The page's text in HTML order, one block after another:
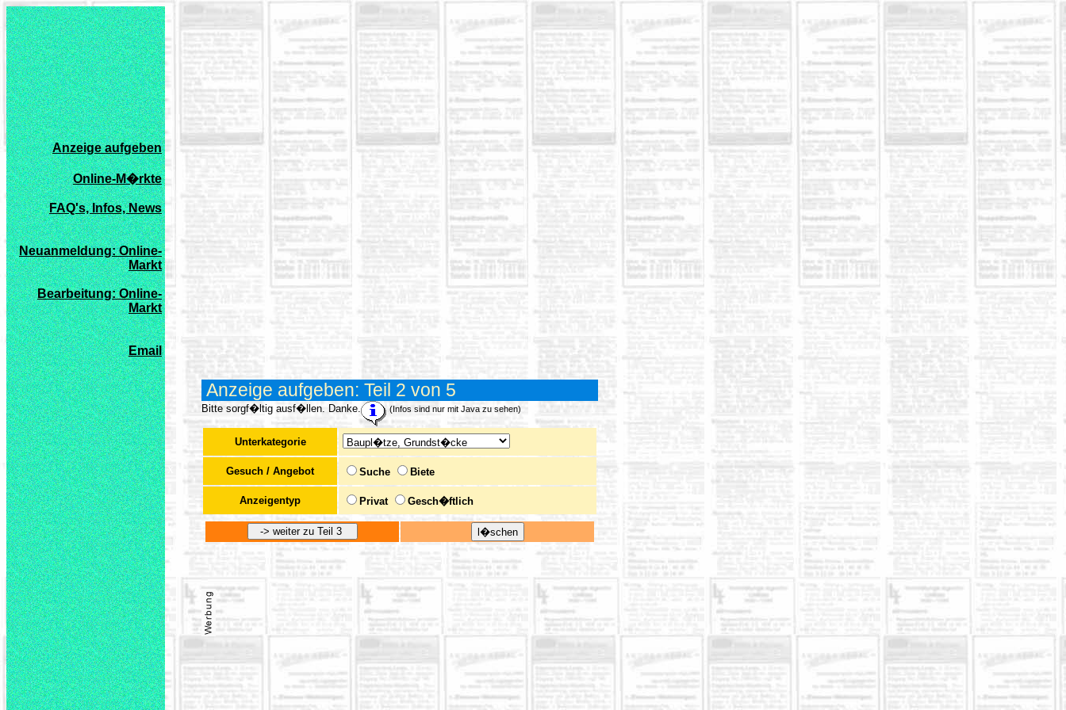
xxxxxxxxxxxxxxxxxxxxxxxxx
Anzeige aufgeben
xxxx
Online-M�rkte
xxxx
FAQ's, Infos, News
xx
xx
Neuanmeldung: Online-
Markt
xxxx
Bearbeitung: Online-
Markt
xx
xx
Email
Anzeige aufgeben: Teil 2 von 5
Bitte sorgf�ltig ausf�llen. Danke. (Infos sind nur mit Java zu sehen)
Unterkategorie
Gesuch / Angebot Suche Biete
Anzeigentyp Privat Gesch�ftlich